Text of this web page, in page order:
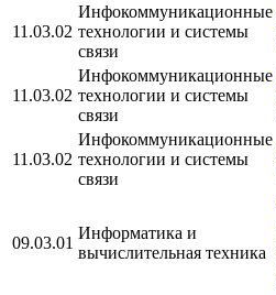
11.03.02
Инфокоммуникационные
технологии и системы
связи
11.03.02
Инфокоммуникационные
технологии и системы
связи
11.03.02
Инфокоммуникационные
технологии и системы
связи
09.03.01
Информатика и
вычислительная техника